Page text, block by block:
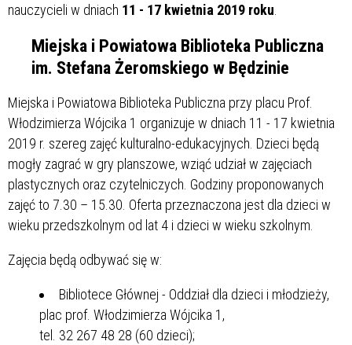
nauczycieli w dniach 11 - 17 kwietnia 2019 roku.
Miejska i Powiatowa Biblioteka Publiczna
im. Stefana Żeromskiego w Będzinie
Miejska i Powiatowa Biblioteka Publiczna przy placu Prof.
Włodzimierza Wójcika 1 organizuje w dniach 11 - 17 kwietnia
2019 r. szereg zajęć kulturalno-edukacyjnych. Dzieci będą
mogły zagrać w gry planszowe, wziąć udział w zajęciach
plastycznych oraz czytelniczych. Godziny proponowanych
zajęć to 7.30 – 15.30. Oferta przeznaczona jest dla dzieci w
wieku przedszkolnym od lat 4 i dzieci w wieku szkolnym.
Zajęcia będą odbywać się w:
Bibliotece Głównej - Oddział dla dzieci i młodzieży,
plac prof. Włodzimierza Wójcika 1,
tel. 32 267 48 28 (60 dzieci);